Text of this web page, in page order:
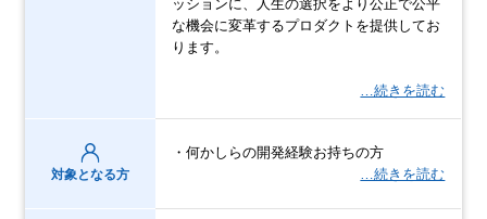
ッションに、人生の選択をより公正で公平
な機会に変革するプロダクトを提供してお
ります。
…続きを読む
対象となる方
・何かしらの開発経験お持ちの方
…続きを読む